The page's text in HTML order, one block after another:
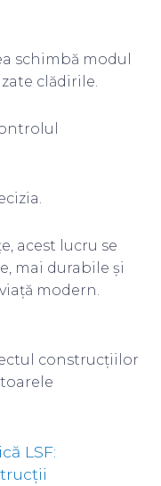
schimbă modul
clădirile.
acest lucru se
mai durabile și
modern.
construcțiilor
LSF: